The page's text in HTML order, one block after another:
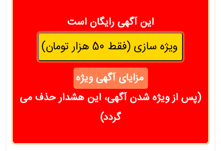
این آگهی رایگان است
ویژه سازی (فقط 50 هزار تومان)
مزایای آگهی ویژه
(پس از ویژه شدن آگهی، این هشدار حذف می
گردد)